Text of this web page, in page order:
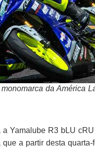
da América
Yamalube R3 bLU
a partir desta